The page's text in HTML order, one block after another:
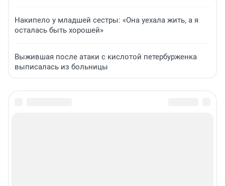
Накипело у младшей сестры: «Она уехала жить, а я
осталась быть хорошей»
Выжившая после атаки с кислотой петербурженка
выписалась из больницы